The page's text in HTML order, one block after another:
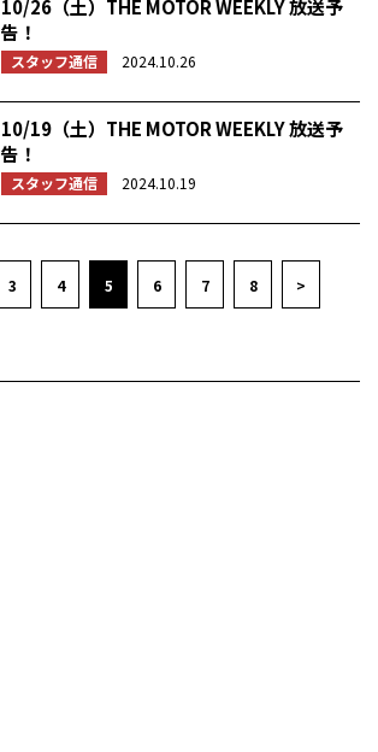
10/26（土）THE MOTOR WEEKLY 放送予
告！
スタッフ通信 2024.10.26
10/19（土）THE MOTOR WEEKLY 放送予
告！
スタッフ通信 2024.10.19
3 4 5 6 7 8 >